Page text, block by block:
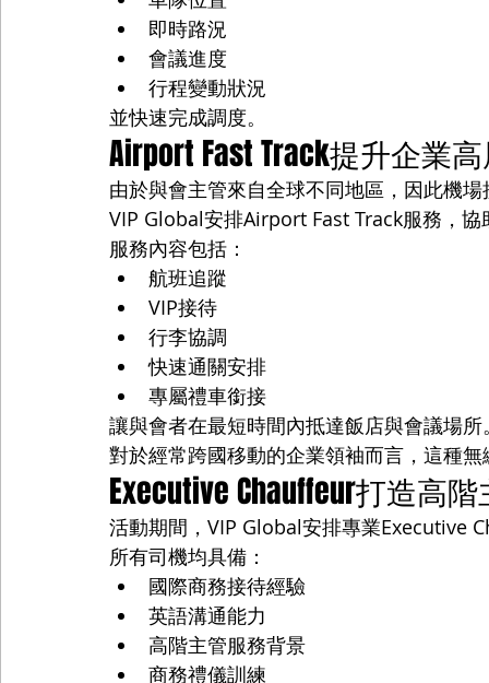
即時路況
會議進度
行程變動狀況
並快速完成調度。
Airport Fast Track提升企業
由於與會主管來自全球不同地區，因此機
VIP Global安排Airport Fast Track服務，
服務內容包括：
航班追蹤
VIP接待
行李協調
快速通關安排
專屬禮車銜接
讓與會者在最短時間內抵達飯店與會議場所
對於經常跨國移動的企業領袖而言，這種
Executive Chauffeur打造高
活動期間，VIP Global安排專業Executive
所有司機均具備：
國際商務接待經驗
英語溝通能力
高階主管服務背景
商務禮儀訓練